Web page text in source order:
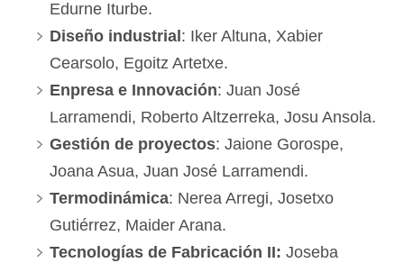
Edurne Iturbe.
Diseño industrial : Iker Altuna, Xabier
Cearsolo, Egoitz Artetxe.
Enpresa e Innovación: Juan José
Larramendi, Roberto Altzerreka, Josu Ansola.
Gestión de proyectos: Jaione Gorospe,
Joana Asua, Juan José Larramendi.
Termodinámica: Nerea Arregi, Josetxo
Gutiérrez, Maider Arana.
Tecnologías de Fabricación II: Joseba